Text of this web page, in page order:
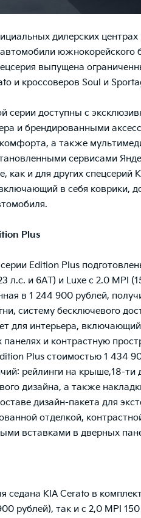
дилерских центрах
южнокорейского
выпущена
и кроссоверов Soul и
серии доступны с
и брендированными
а также
сервисами
и для других спецсерий
в себя коврики,
Plus
Edition Plus
л.с. и 6АТ) и Luxe с 2.0 MPI
в 1 244 900 рублей,
систему бесключевого
для интерьера, включающий
и контрастную
Plus стоимостью 1 434
рейлинги на крыше,18-
дизайна, а также
дизайн-пакета для
отделкой,
вставками в дверных
седана KIA Cerato в
рублей), так и с 2,0 MPI